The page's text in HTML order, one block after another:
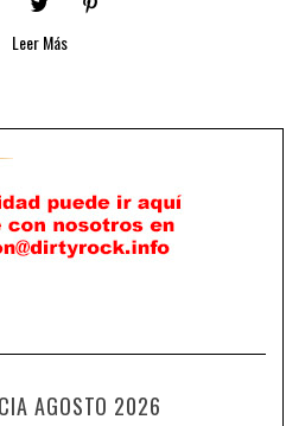
Leer Más
AGOSTO 2026